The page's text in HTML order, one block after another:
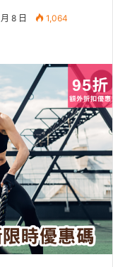
8 日 1,064